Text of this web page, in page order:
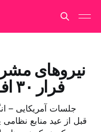
نیروهای
فرار ۳۰ افسر وفادار به صالح
جلسات آمریکایی –
قبل از عید منابع